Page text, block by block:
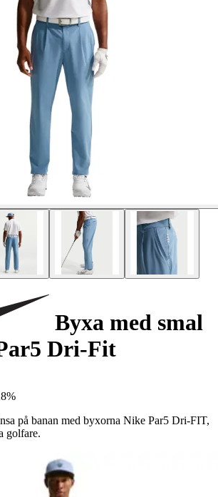
Byxa med smal
Dri-Fit
på banan med byxorna Nike Par5 Dri-FIT,
golfare.